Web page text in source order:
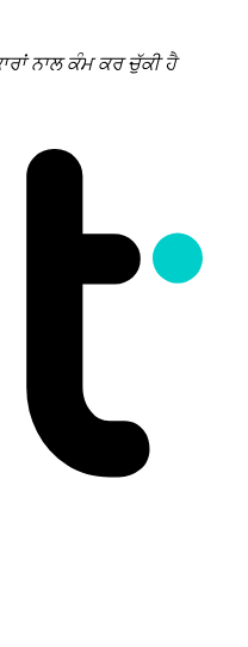
ਨਾਲ ਕੰਮ ਕਰ ਚੁੱਕੀ ਹੈ